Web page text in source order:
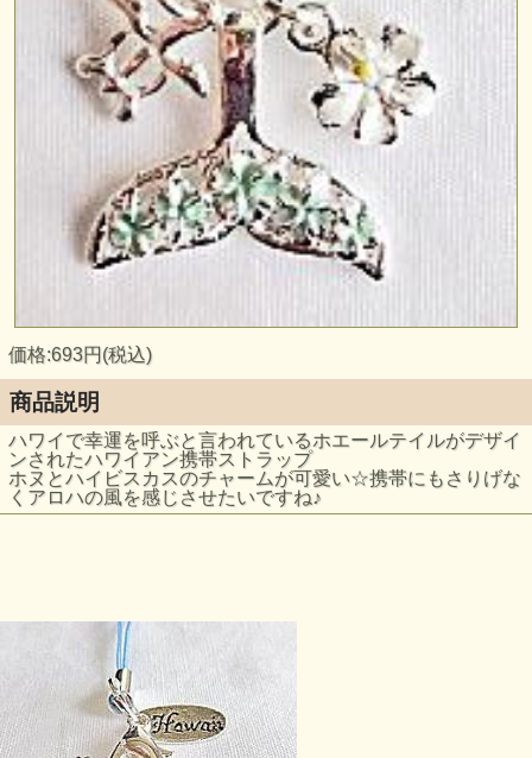
価格:693円(税込)
商品説明
ハワイで幸運を呼ぶと言われているホエールテイルがデザイ
ンされたハワイアン携帯ストラップ
ホヌとハイビスカスのチャームが可愛い☆携帯にもさりげな
くアロハの風を感じさせたいですね♪